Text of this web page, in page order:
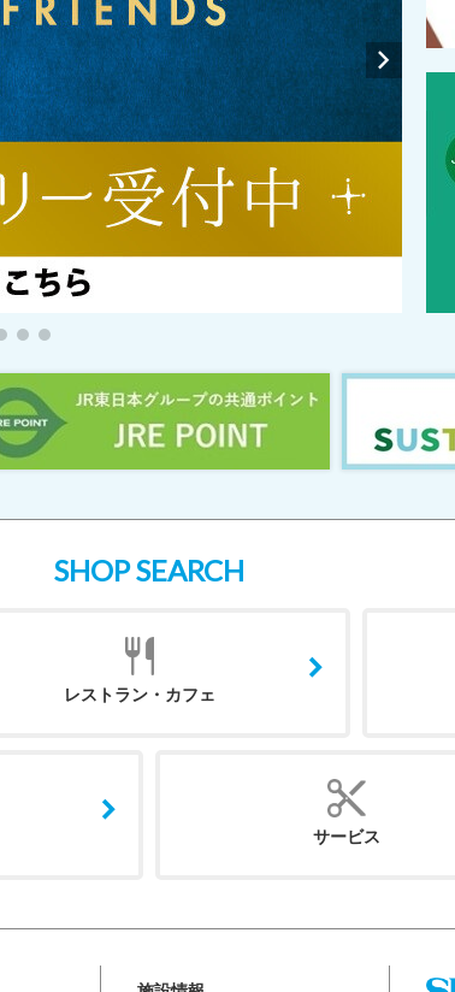
SHOP SEARCH
レストラン・カフェ
サービス